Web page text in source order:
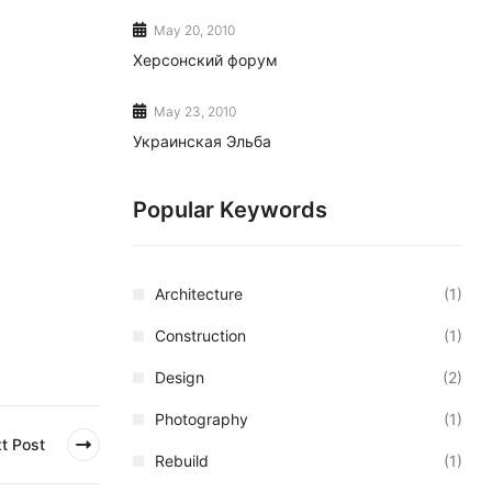
Post
May 20, 2010
Херсонский форум
May 23, 2010
Украинская Эльба
Popular Keywords
Architecture (1)
Construction (1)
Design (2)
Photography (1)
Rebuild (1)